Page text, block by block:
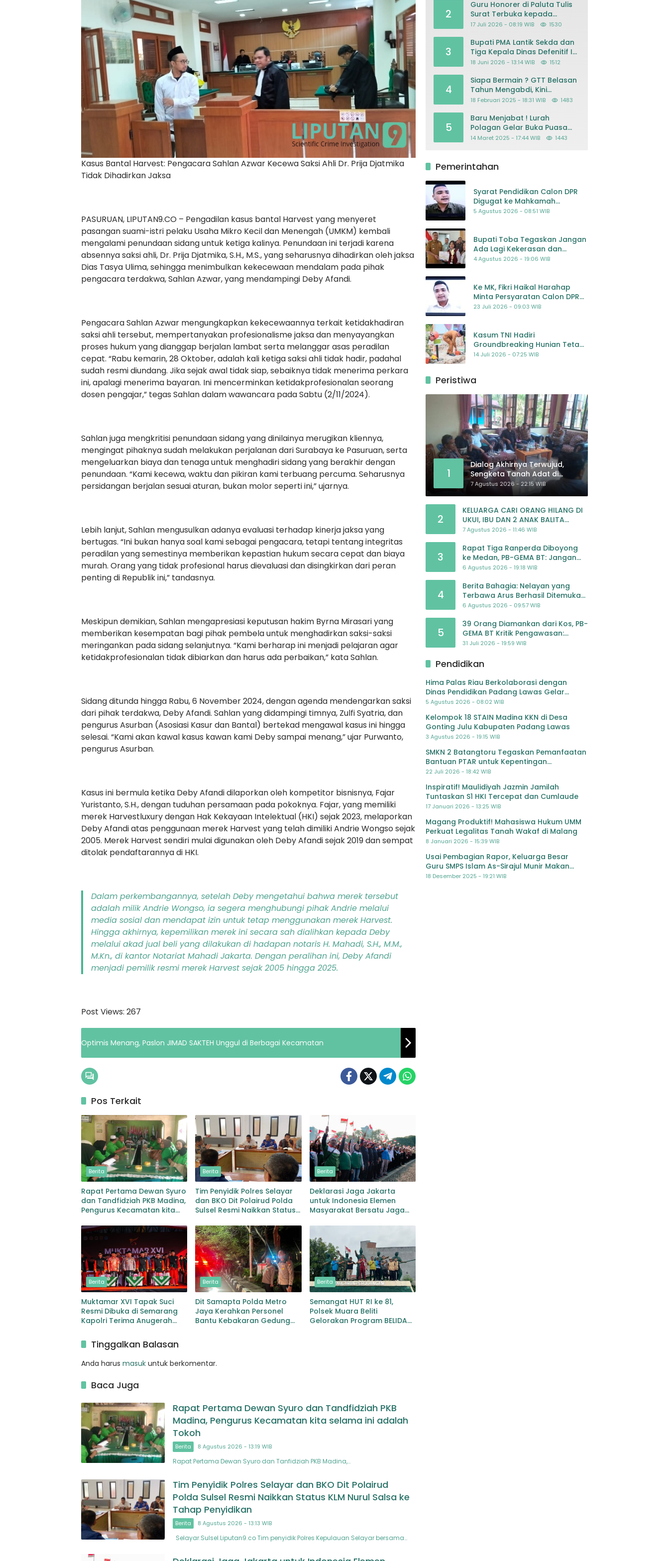
Kasus Bantal Harvest: Pengacara Sahlan Azwar Kecewa Saksi Ahli Dr. Prija Djatmika
Tidak Dihadirkan Jaksa
PASURUAN, LIPUTAN9.CO – Pengadilan kasus bantal Harvest yang menyeret
pasangan suami-istri pelaku Usaha Mikro Kecil dan Menengah (UMKM) kembali
mengalami penundaan sidang untuk ketiga kalinya. Penundaan ini terjadi karena
absennya saksi ahli, Dr. Prija Djatmika, S.H., M.S., yang seharusnya dihadirkan oleh jaksa
Dias Tasya Ulima, sehingga menimbulkan kekecewaan mendalam pada pihak
pengacara terdakwa, Sahlan Azwar, yang mendampingi Deby Afandi.
Pengacara Sahlan Azwar mengungkapkan kekecewaannya terkait ketidakhadiran
saksi ahli tersebut, mempertanyakan profesionalisme jaksa dan menyayangkan
proses hukum yang dianggap berjalan lambat serta melanggar asas peradilan
cepat. “Rabu kemarin, 28 Oktober, adalah kali ketiga saksi ahli tidak hadir, padahal
sudah resmi diundang. Jika sejak awal tidak siap, sebaiknya tidak menerima perkara
ini, apalagi menerima bayaran. Ini mencerminkan ketidakprofesionalan seorang
dosen pengajar,” tegas Sahlan dalam wawancara pada Sabtu (2/11/2024).
Sahlan juga mengkritisi penundaan sidang yang dinilainya merugikan kliennya,
mengingat pihaknya sudah melakukan perjalanan dari Surabaya ke Pasuruan, serta
mengeluarkan biaya dan tenaga untuk menghadiri sidang yang berakhir dengan
penundaan. “Kami kecewa, waktu dan pikiran kami terbuang percuma. Seharusnya
persidangan berjalan sesuai aturan, bukan molor seperti ini,” ujarnya.
Lebih lanjut, Sahlan mengusulkan adanya evaluasi terhadap kinerja jaksa yang
bertugas. “Ini bukan hanya soal kami sebagai pengacara, tetapi tentang integritas
peradilan yang semestinya memberikan kepastian hukum secara cepat dan biaya
murah. Orang yang tidak profesional harus dievaluasi dan disingkirkan dari peran
penting di Republik ini,” tandasnya.
Meskipun demikian, Sahlan mengapresiasi keputusan hakim Byrna Mirasari yang
memberikan kesempatan bagi pihak pembela untuk menghadirkan saksi-saksi
meringankan pada sidang selanjutnya. “Kami berharap ini menjadi pelajaran agar
ketidakprofesionalan tidak dibiarkan dan harus ada perbaikan,” kata Sahlan.
Sidang ditunda hingga Rabu, 6 November 2024, dengan agenda mendengarkan saksi
dari pihak terdakwa, Deby Afandi. Sahlan yang didampingi timnya, Zulfi Syatria, dan
pengurus Asurban (Asosiasi Kasur dan Bantal) bertekad mengawal kasus ini hingga
selesai. “Kami akan kawal kasus kawan kami Deby sampai menang,” ujar Purwanto,
pengurus Asurban.
Kasus ini bermula ketika Deby Afandi dilaporkan oleh kompetitor bisnisnya, Fajar
Yuristanto, S.H., dengan tuduhan persamaan pada pokoknya. Fajar, yang memiliki
merek Harvestluxury dengan Hak Kekayaan Intelektual (HKI) sejak 2023, melaporkan
Deby Afandi atas penggunaan merek Harvest yang telah dimiliki Andrie Wongso sejak
2005. Merek Harvest sendiri mulai digunakan oleh Deby Afandi sejak 2019 dan sempat
ditolak pendaftarannya di HKI.
Dalam perkembangannya, setelah Deby mengetahui bahwa merek tersebut
adalah milik Andrie Wongso, ia segera menghubungi pihak Andrie melalui
media sosial dan mendapat izin untuk tetap menggunakan merek Harvest.
Hingga akhirnya, kepemilikan merek ini secara sah dialihkan kepada Deby
melalui akad jual beli yang dilakukan di hadapan notaris H. Mahadi, S.H., M.M.,
M.Kn., di kantor Notariat Mahadi Jakarta. Dengan peralihan ini, Deby Afandi
menjadi pemilik resmi merek Harvest sejak 2005 hingga 2025.
Post Views: 267
Optimis Menang, Paslon JIMAD SAKTEH Unggul di Berbagai Kecamatan
Pos Terkait
Berita
Rapat Pertama Dewan Syuro
dan Tandfidziah PKB Madina,
Pengurus Kecamatan kita
Berita
Tim Penyidik Polres Selayar
dan BKO Dit Polairud Polda
Sulsel Resmi Naikkan Status
Penyidikan
Berita
Deklarasi Jaga Jakarta
untuk Indonesia Elemen
Masyarakat Bersatu Jaga
Berita
Muktamar XVI Tapak Suci
Resmi Dibuka di Semarang
Kapolri Terima Anugerah
Berita
Dit Samapta Polda Metro
Jaya Kerahkan Personel
Bantu Kebakaran Gedung
Berita
Semangat HUT RI ke 81,
Polsek Muara Beliti
Gelorakan Program BELIDA
Tinggalkan Balasan
Anda harus masuk untuk berkomentar.
Baca Juga
Rapat Pertama Dewan Syuro dan Tandfidziah PKB
Madina, Pengurus Kecamatan kita selama ini adalah
Tokoh
Berita 8 Agustus 2026 - 13:19 WIB
Rapat Pertama Dewan Syuro dan Tanfidziah PKB Madina,…
Tim Penyidik Polres Selayar dan BKO Dit Polairud
Polda Sulsel Resmi Naikkan Status KLM Nurul Salsa ke
Tahap Penyidikan
Berita 8 Agustus 2026 - 13:13 WIB
Selayar.Sulsel.Liputan9.co Tim penyidik Polres Kepulauan Selayar bersama…
2
Guru Honorer di Paluta Tulis
Surat Terbuka kepada
Presiden Prabowo, Mohon
Kriminalisasi
17 Juli 2026 - 08:19 WIB 1530
3
Bupati PMA Lantik Sekda dan
Tiga Kepala Dinas Defenitif Ini
orangnya
18 Juni 2026 - 13:14 WIB 1512
4
Siapa Bermain ? GTT Belasan
Tahun Mengabdi, Kini
Dikeluarkan Sepihak Dari
18 Februari 2025 - 18:31 WIB 1483
5
Baru Menjabat ! Lurah
Polagan Gelar Buka Puasa
Bersama
14 Maret 2025 - 17:44 WIB 1443
Pemerintahan
Syarat Pendidikan Calon DPR
Digugat ke Mahkamah
Konstitusi
5 Agustus 2026 - 08:51 WIB
Bupati Toba Tegaskan Jangan
Ada Lagi Kekerasan dan
Bullying Terhadap Anak,
4 Agustus 2026 - 19:06 WIB
Ke MK, Fikri Haikal Harahap
Minta Persyaratan Calon DPR
Dilengkapi Penilaian
23 Juli 2026 - 09:03 WIB
Kasum TNI Hadiri
Groundbreaking Hunian Tetap
Pascabencana di
14 Juli 2026 - 07:25 WIB
Peristiwa
1
Dialog Akhirnya Terwujud,
Sengketa Tanah Adat di
Lingkar Proyek Strategis
Nasional Memasuki Babak
7 Agustus 2026 - 22:15 WIB
2
KELUARGA CARI ORANG HILANG DI
UKUI, IBU DAN 2 ANAK BALITA
BELUM PULANG SEJAK 20 JULI 2026
7 Agustus 2026 - 11:46 WIB
3
Rapat Tiga Ranperda Diboyong
ke Medan, PB-GEMA BT: Jangan
Jadikan APBD Ladang
6 Agustus 2026 - 19:18 WIB
4
Berita Bahagia: Nelayan yang
Terbawa Arus Berhasil Ditemukan
Dalam Keadaan Selamat
6 Agustus 2026 - 09:57 WIB
5
39 Orang Diamankan dari Kos, PB-
GEMA BT Kritik Pengawasan:
Jangan Tunggu Masyarakat
31 Juli 2026 - 19:59 WIB
Pendidikan
Hima Palas Riau Berkolaborasi dengan
Dinas Pendidikan Padang Lawas Gelar
Pelatihan OSIS SMP se-Kabupaten Padang
5 Agustus 2026 - 08:02 WIB
Kelompok 18 STAIN Madina KKN di Desa
Gonting Julu Kabupaten Padang Lawas
3 Agustus 2026 - 19:15 WIB
SMKN 2 Batangtoru Tegaskan Pemanfaatan
Bantuan PTAR untuk Kepentingan
Pendidikan
22 Juli 2026 - 18:42 WIB
Inspiratif! Maulidiyah Jazmin Jamilah
Tuntaskan S1 HKI Tercepat dan Cumlaude
17 Januari 2026 - 13:25 WIB
Magang Produktif! Mahasiswa Hukum UMM
Perkuat Legalitas Tanah Wakaf di Malang
8 Januari 2026 - 15:39 WIB
Usai Pembagian Rapor, Keluarga Besar
Guru SMPS Islam As-Sirajul Munir Makan
Bersama Sambut Libur Awal Semester
18 Desember 2025 - 19:21 WIB